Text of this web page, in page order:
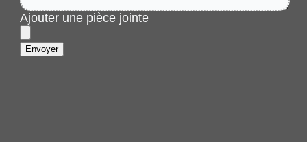
Ajouter une pièce jointe